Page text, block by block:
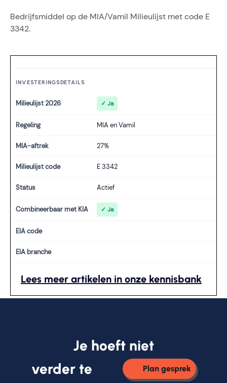
Bedrijfsmiddel op de MIA/Vamil Milieulijst met code E
3342.
INVESTERINGSDETAILS
Milieulijst 2026 ✓ Ja
Regeling MIA en Vamil
MIA-aftrek 27%
Milieulijst code E 3342
Status Actief
Combineerbaar met KIA ✓ Ja
EIA code
EIA branche
Lees meer artikelen in onze kennisbank
Je hoeft niet
verder te
Plan gesprek